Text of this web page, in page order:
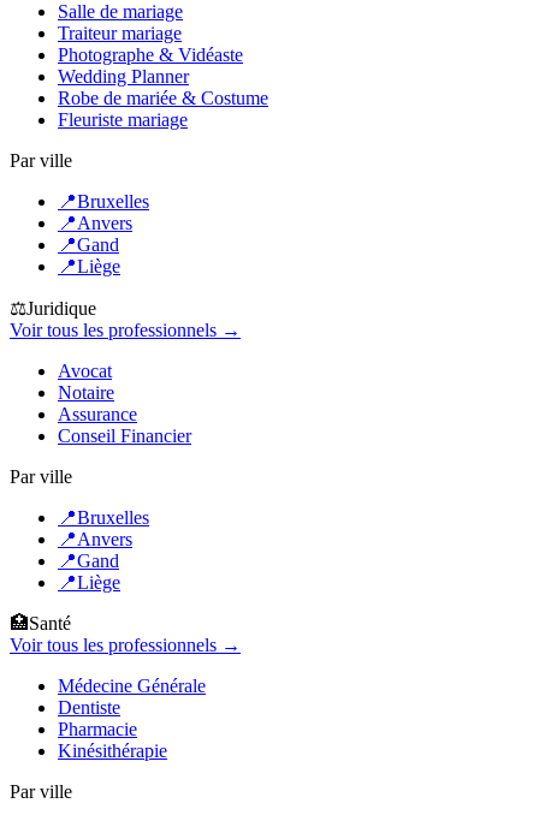
Salle de mariage
Traiteur mariage
Photographe & Vidéaste
Wedding Planner
Robe de mariée & Costume
Fleuriste mariage
Par ville
📍Bruxelles
📍Anvers
📍Gand
📍Liège
⚖️Juridique
Voir tous les professionnels →
Avocat
Notaire
Assurance
Conseil Financier
Par ville
📍Bruxelles
📍Anvers
📍Gand
📍Liège
🏥Santé
Voir tous les professionnels →
Médecine Générale
Dentiste
Pharmacie
Kinésithérapie
Par ville